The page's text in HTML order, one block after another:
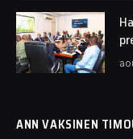
ANN VAKSINEN